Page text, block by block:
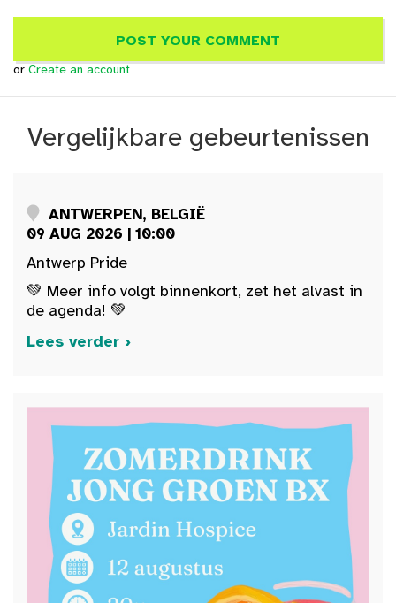
or Create an account
Vergelijkbare gebeurtenissen
ANTWERPEN, BELGIË
09 AUG 2026 | 10:00
Antwerp Pride
💚 Meer info volgt binnenkort, zet het alvast in
de agenda! 💚
Lees verder ›